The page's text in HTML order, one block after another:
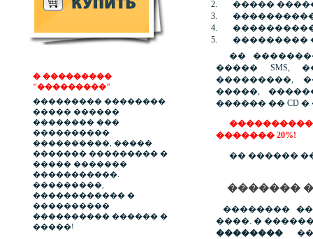
� ���������
"���������"
��������� ��������
����� ������
�������� ���
����������
����������, �����
������� ��������� �
����� �������
�����������.
���������,
������������ �
����������
���������� ������ �
�����!
�����
���������
��
����� SMS,
���������,
�����,
������ �� CD
������� 20%!
�� ������
�������
��������
����. �
��������